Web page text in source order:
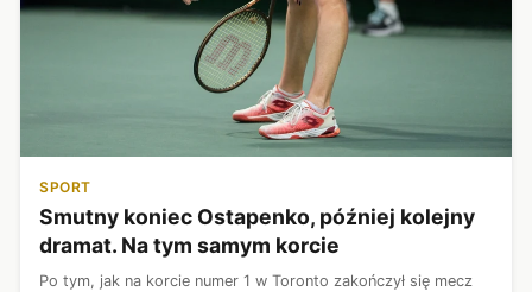
SPORT
Smutny koniec Ostapenko, później kolejny
dramat. Na tym samym korcie
Po tym, jak na korcie numer 1 w Toronto zakończył się mecz